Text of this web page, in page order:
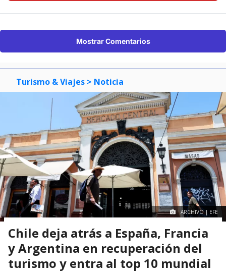
Mostrar Comentarios
Turismo & Viajes > Noticia
ARCHIVO | EFE
Chile deja atrás a España, Francia
y Argentina en recuperación del
turismo y entra al top 10 mundial